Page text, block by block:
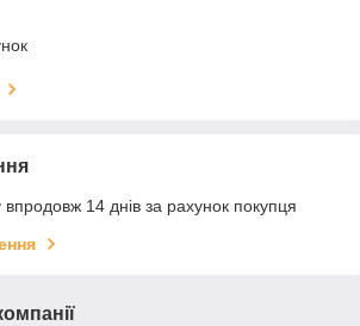
14 днів за рахунок покупця